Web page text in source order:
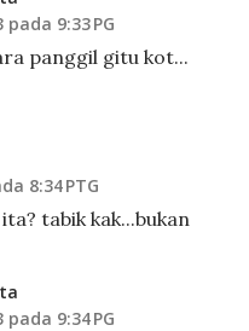
pada 9:33 PG
panggil gitu kot...
8:34 PTG
tabik kak...bukan
pada 9:34 PG